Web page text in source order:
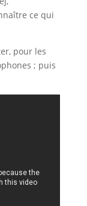
ce qui
pour les
; puis